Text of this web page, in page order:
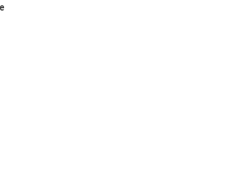
bout de canapé a un dessus de table solide, sur